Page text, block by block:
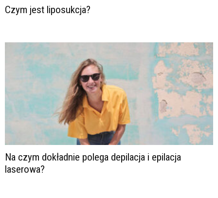
Czym jest liposukcja?
Na czym dokładnie polega depilacja i epilacja
laserowa?